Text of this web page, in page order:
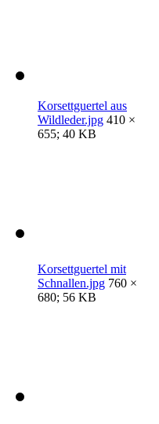
Korsettguertel aus
Wildleder.jpg 410 ×
655; 40 KB
Korsettguertel mit
Schnallen.jpg 760 ×
680; 56 KB